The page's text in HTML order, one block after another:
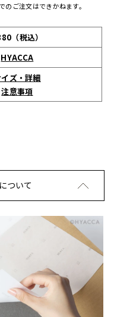
ご注文はできかねます。
（税込）
HYACCA
ズ・詳細
注意事項
ついて